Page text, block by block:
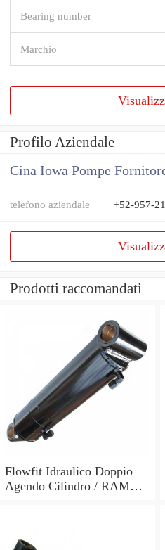
Bearing number
Marchio
Profilo Aziendale
Cina Iowa Pompe
telefono aziendale +52-957-
Prodotti raccomandati
Flowfit Idraulico Doppio
Agendo Cilindro / RAM